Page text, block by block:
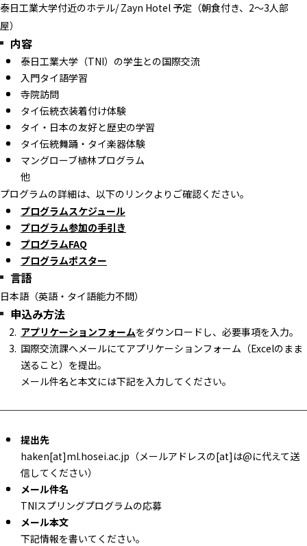
泰日工業大学付近のホテル/ Zayn Hotel 予定（朝食付き、2～3人部
屋）
内容
泰日工業大学（TNI）の学生との国際交流
入門タイ語学習
寺院訪問
タイ伝統衣装着付け体験
タイ・日本の友好と歴史の学習
タイ伝統舞踊・タイ楽器体験
マングローブ植林プログラム
他
プログラムの詳細は、以下のリンクよりご確認ください。
プログラムスケジュール
プログラム参加の手引き
プログラムFAQ
プログラムポスター
言語
日本語（英語・タイ語能力不問）
申込み方法
アプリケーションフォームをダウンロードし、必要事項を入力。
国際交流課へメールにてアプリケーションフォーム（Excelのまま
送ること）を提出。
メール件名と本文には下記を入力してください。
提出先
haken[at]ml.hosei.ac.jp（メールアドレスの[at]は@に代えて送
信してください）
メール件名
TNIスプリングプログラムの応募
メール本文
下記情報を書いてください。